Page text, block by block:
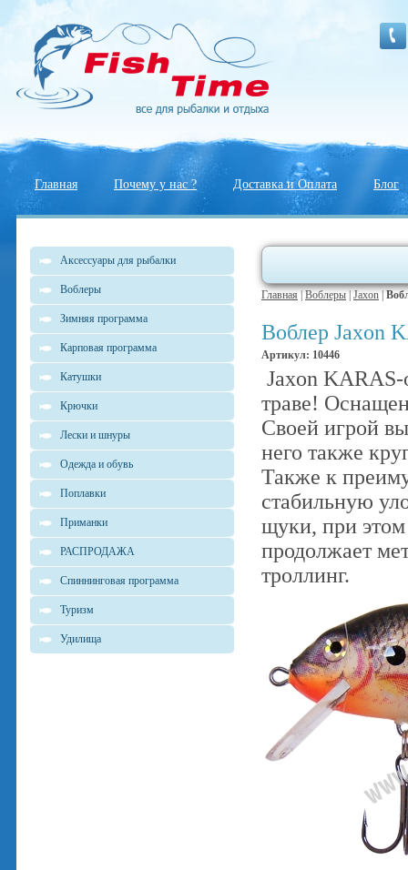
Главная Почему у нас ? Доставка и Оплата Блог
Аксессуары для рыбалки
Воблеры
Зимняя программа
Карповая программа
Катушки
Крючки
Лески и шнуры
Одежда и обувь
Поплавки
Приманки
РАСПРОДАЖА
Спиннинговая программа
Туризм
Удилища
Главная Воблеры Jaxon
Воблер Jaxon
Артикул: 10446
Jaxon KARAS-
траве!
Своей игрой
него также
Также к
стабильную
щуки, при
продолжает
троллинг.